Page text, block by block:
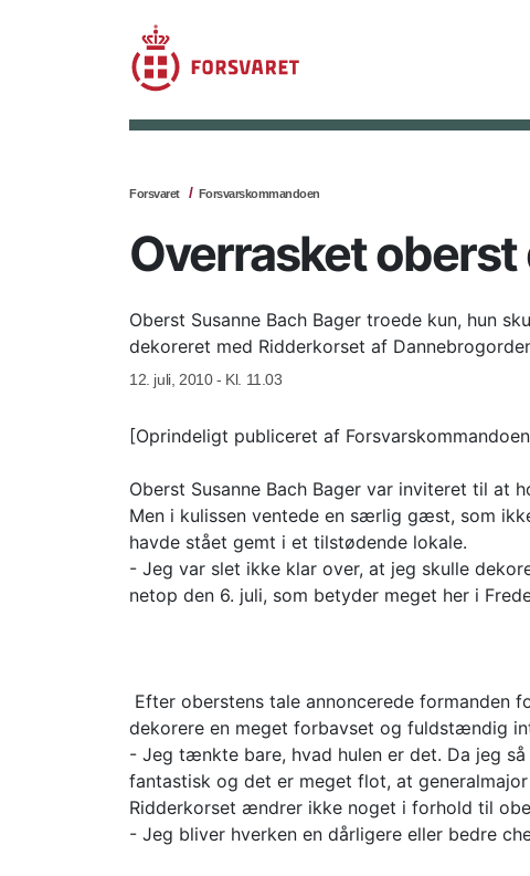
Forsvaret Forsvarskommandoen
Overrasket
Oberst Susanne Bach Bager troede kun, hun
dekoreret med Ridderkorset af
12. juli, 2010 - Kl. 11.03
[Oprindeligt publiceret af
Oberst Susanne Bach Bager var inviteret til at
Men i kulissen ventede en særlig gæst, som
havde stået gemt i et tilstødende lokale.
- Jeg var slet ikke klar over, at jeg skulle
netop den 6. juli, som betyder meget her i
Efter oberstens tale annoncerede
dekorere en meget forbavset og fuldstændig
- Jeg tænkte bare, hvad hulen er det. Da jeg
fantastisk og det er meget flot, at
Ridderkorset ændrer ikke noget i forhold til
- Jeg bliver hverken en dårligere eller bedre